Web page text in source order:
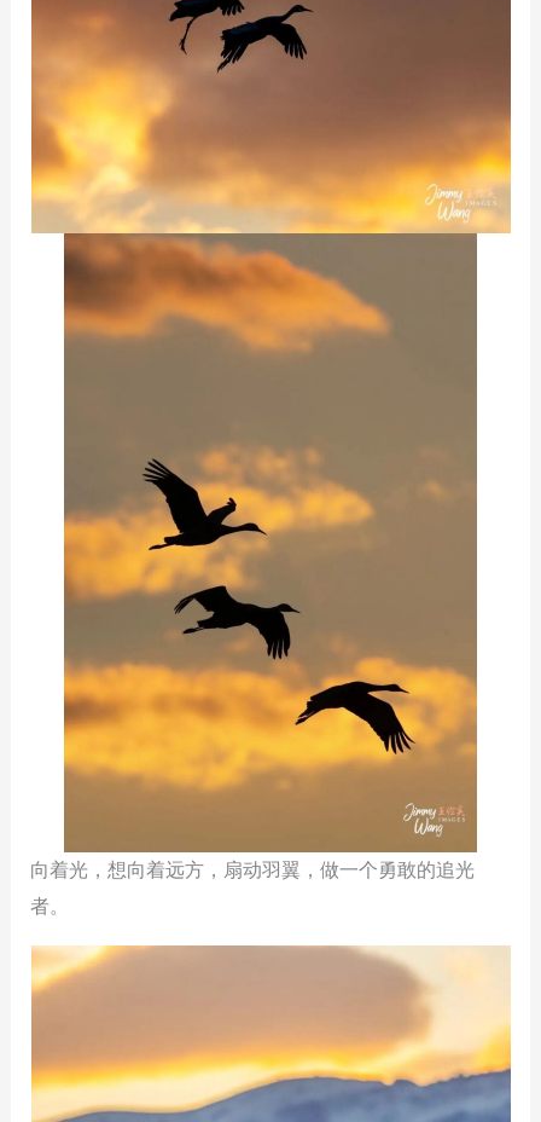
向着光，想向着远方，扇动羽翼，做一个勇敢的追光
者。